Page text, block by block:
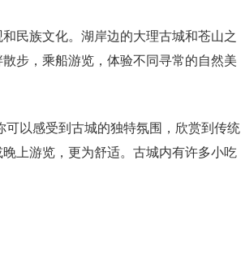
民族文化。湖岸边的大理古城和苍山之
步，乘船游览，体验不同寻常的自然美
以感受到古城的独特氛围，欣赏到传统
上游览，更为舒适。古城内有许多小吃